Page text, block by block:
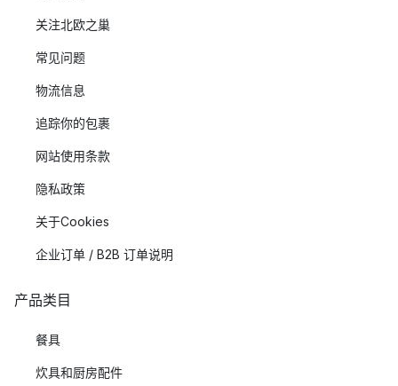
关注北欧之巢
常见问题
物流信息
追踪你的包裹
网站使用条款
隐私政策
关于Cookies
企业订单 / B2B 订单说明
产品类目
餐具
炊具和厨房配件